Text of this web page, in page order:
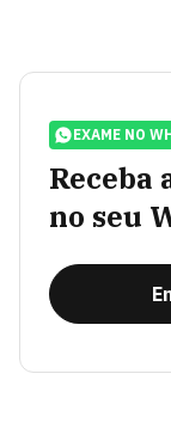
EXAME NO
Receba
no seu